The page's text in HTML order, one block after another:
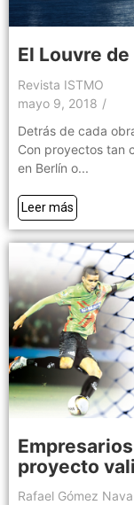
El Louvre
Revista ISTMO
mayo 9, 2018 /
Detrás de cada
Con proyectos tan
en Berlín o...
Leer más
proyecto
Rafael Gómez Nava